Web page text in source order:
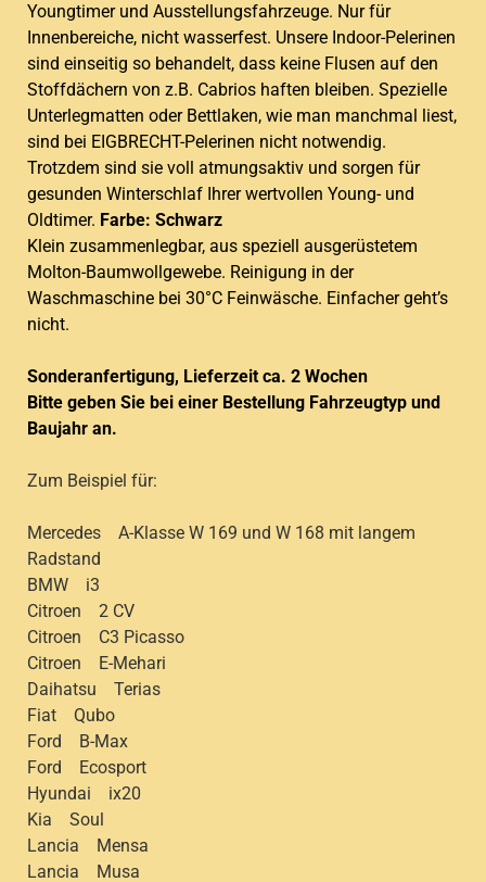
Youngtimer und Ausstellungsfahrzeuge. Nur für
Innenbereiche, nicht wasserfest. Unsere Indoor-Pelerinen
sind einseitig so behandelt, dass keine Flusen auf den
Stoffdächern von z.B. Cabrios haften bleiben. Spezielle
Unterlegmatten oder Bettlaken, wie man manchmal liest,
sind bei EIGBRECHT-Pelerinen nicht notwendig.
Trotzdem sind sie voll atmungsaktiv und sorgen für
gesunden Winterschlaf Ihrer wertvollen Young- und
Oldtimer. Farbe: Schwarz
Klein zusammenlegbar, aus speziell ausgerüstetem
Molton-Baumwollgewebe. Reinigung in der
Waschmaschine bei 30°C Feinwäsche. Einfacher geht’s
nicht.
Sonderanfertigung, Lieferzeit ca. 2 Wochen
Bitte geben Sie bei einer Bestellung Fahrzeugtyp und
Baujahr an.
Zum Beispiel für:
Mercedes A-Klasse W 169 und W 168 mit langem
Radstand
BMW i3
Citroen 2 CV
Citroen C3 Picasso
Citroen E-Mehari
Daihatsu Terias
Fiat Qubo
Ford B-Max
Ford Ecosport
Hyundai ix20
Kia Soul
Lancia Mensa
Lancia Musa